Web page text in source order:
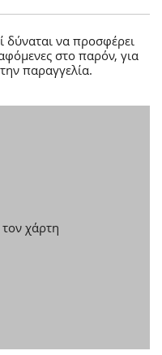
δύναται να προσφέρει
στο παρόν, για
παραγγελία.
χάρτη